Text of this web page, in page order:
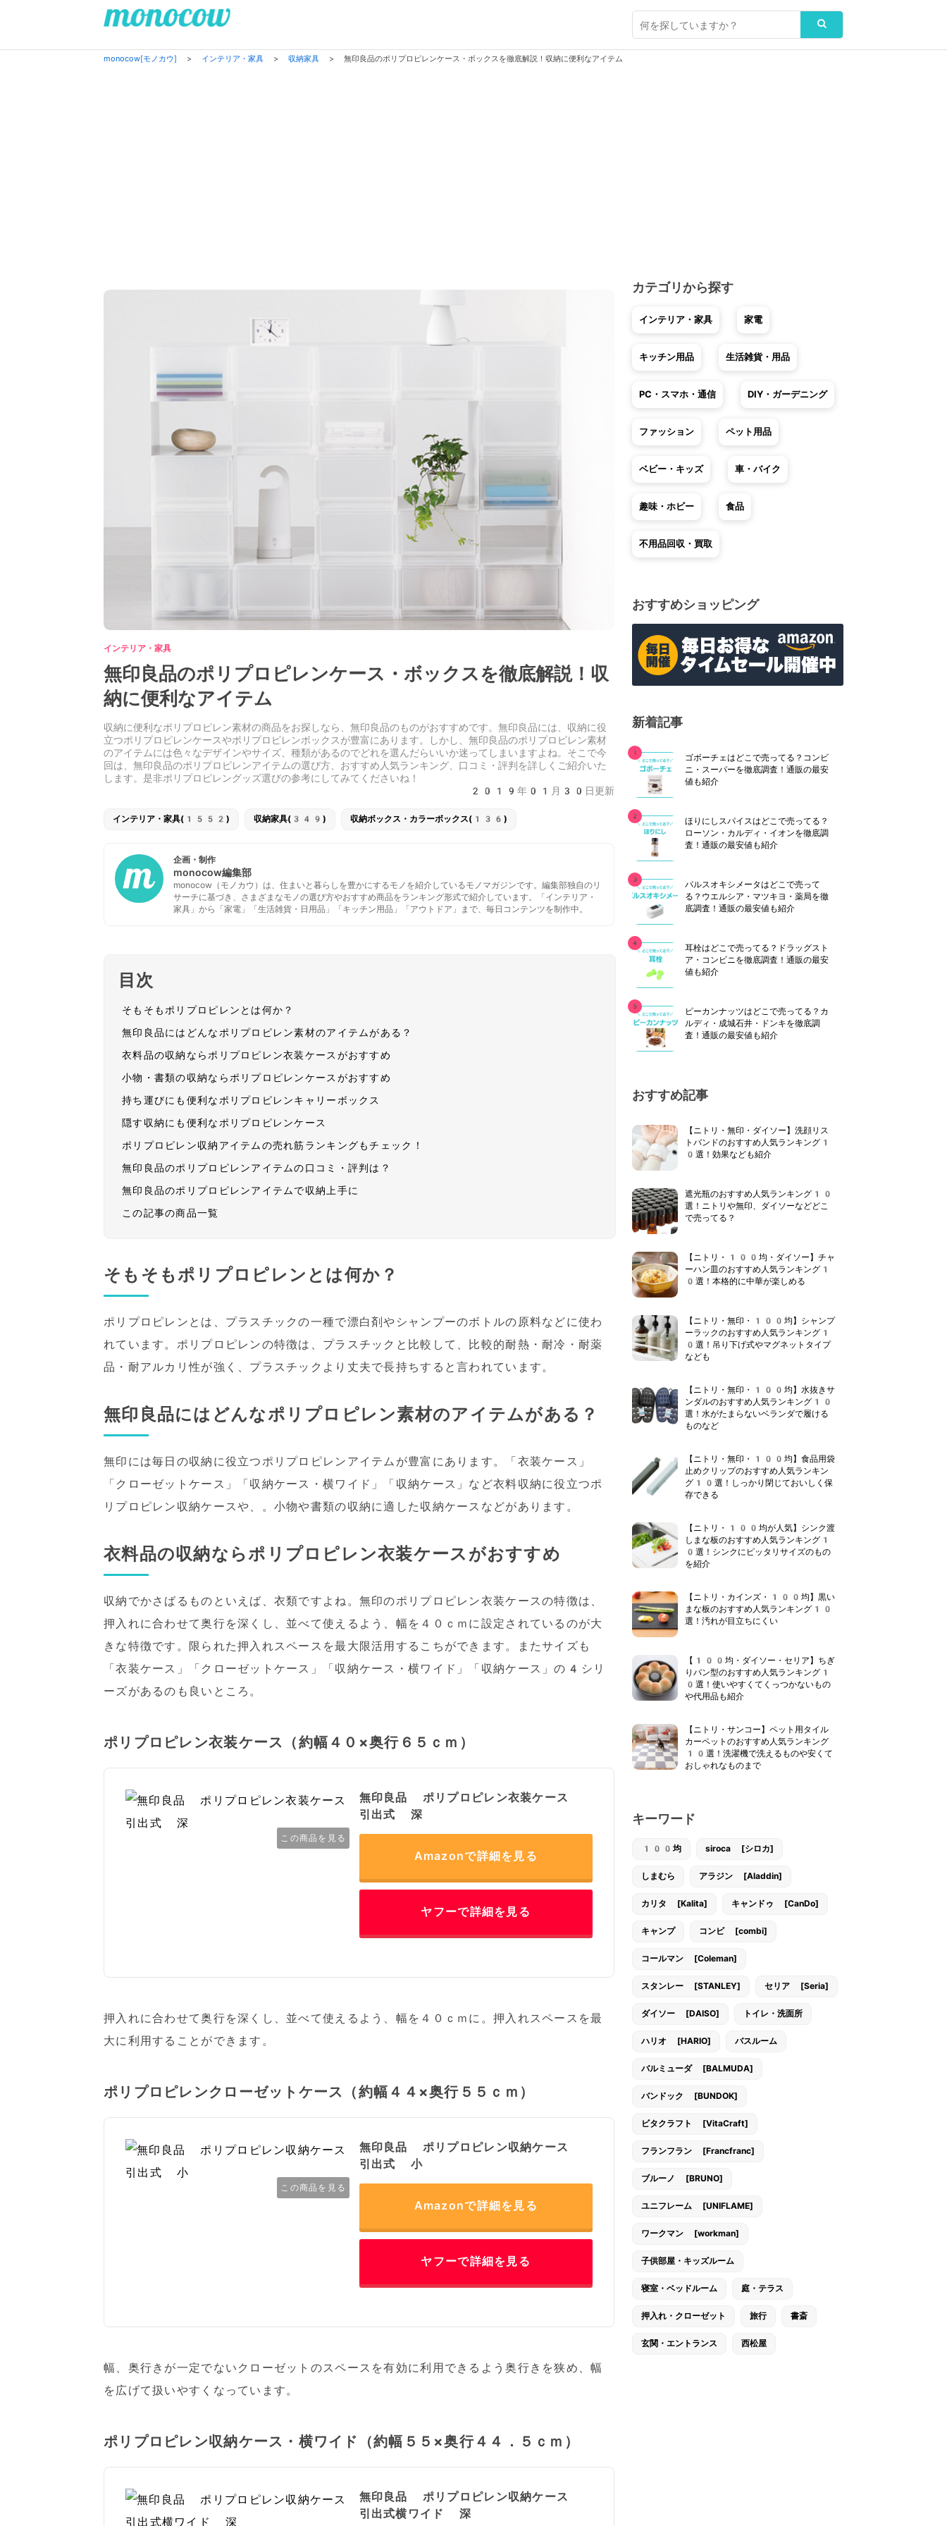
monocow[モノカウ] > インテリア・家具 > 収納家具 > 無印良品のポリプロピレンケース・ボックスを徹底解説！収納に便利なアイテム
インテリア・家具
無印良品のポリプロピレンケース・ボックスを徹底解説！収
納に便利なアイテム
収納に便利なポリプロピレン素材の商品をお探しなら、無印良品のものがおすすめです。無印良品には、収納に役
立つポリプロピレンケースやポリプロピレンボックスが豊富にあります。しかし、無印良品のポリプロピレン素材
のアイテムには色々なデザインやサイズ、種類があるのでどれを選んだらいいか迷ってしまいますよね。そこで今
回は、無印良品のポリプロピレンアイテムの選び方、おすすめ人気ランキング、口コミ・評判を詳しくご紹介いた
します。是非ポリプロピレングッズ選びの参考にしてみてくださいね！
2019年01月30日更新
インテリア・家具(1552) 収納家具(349) 収納ボックス・カラーボックス(136)
企画・制作
monocow編集部
monocow（モノカウ）は、住まいと暮らしを豊かにするモノを紹介しているモノマガジンです。編集部独自のリ
サーチに基づき、さまざまなモノの選び方やおすすめ商品をランキング形式で紹介しています。「インテリア・
家具」から「家電」「生活雑貨・日用品」「キッチン用品」「アウトドア」まで、毎日コンテンツを制作中。
目次
そもそもポリプロピレンとは何か？
無印良品にはどんなポリプロピレン素材のアイテムがある？
衣料品の収納ならポリプロピレン衣装ケースがおすすめ
小物・書類の収納ならポリプロピレンケースがおすすめ
持ち運びにも便利なポリプロピレンキャリーボックス
隠す収納にも便利なポリプロピレンケース
ポリプロピレン収納アイテムの売れ筋ランキングもチェック！
無印良品のポリプロピレンアイテムの口コミ・評判は？
無印良品のポリプロピレンアイテムで収納上手に
この記事の商品一覧
そもそもポリプロピレンとは何か？
ポリプロピレンとは、プラスチックの一種で漂白剤やシャンプーのボトルの原料などに使わ
れています。ポリプロピレンの特徴は、プラスチックと比較して、比較的耐熱・耐冷・耐薬
品・耐アルカリ性が強く、プラスチックより丈夫で長持ちすると言われています。
無印良品にはどんなポリプロピレン素材のアイテムがある？
無印には毎日の収納に役立つポリプロピレンアイテムが豊富にあります。「衣装ケース」
「クローゼットケース」「収納ケース・横ワイド」「収納ケース」など衣料収納に役立つポ
リプロピレン収納ケースや、。小物や書類の収納に適した収納ケースなどがあります。
衣料品の収納ならポリプロピレン衣装ケースがおすすめ
収納でかさばるものといえば、衣類ですよね。無印のポリプロピレン衣装ケースの特徴は、
押入れに合わせて奥行を深くし、並べて使えるよう、幅を４０ｃｍに設定されているのが大
きな特徴です。限られた押入れスペースを最大限活用するこちができます。またサイズも
「衣装ケース」「クローゼットケース」「収納ケース・横ワイド」「収納ケース」の4シリ
ーズがあるのも良いところ。
ポリプロピレン衣装ケース（約幅４０×奥行６５ｃｍ）
この商品を見る
無印良品 ポリプロピレン衣装ケース
引出式 深
Amazonで詳細を見る
ヤフーで詳細を見る
押入れに合わせて奥行を深くし、並べて使えるよう、幅を４０ｃｍに。押入れスペースを最
大に利用することができます。
ポリプロピレンクローゼットケース（約幅４４×奥行５５ｃｍ）
この商品を見る
無印良品 ポリプロピレン収納ケース
引出式 小
Amazonで詳細を見る
ヤフーで詳細を見る
幅、奥行きが一定でないクローゼットのスペースを有効に利用できるよう奥行きを狭め、幅
を広げて扱いやすくなっています。
ポリプロピレン収納ケース・横ワイド（約幅５５×奥行４４．５ｃｍ）
無印良品 ポリプロピレン収納ケース
引出式横ワイド 深
カテゴリから探す
インテリア・家具 家電
キッチン用品 生活雑貨・用品
PC・スマホ・通信 DIY・ガーデニング
ファッション ペット用品
ベビー・キッズ 車・バイク
趣味・ホビー 食品
不用品回収・買取
おすすめショッピング
新着記事
ゴボーチェはどこで売ってる？コンビ
ニ・スーパーを徹底調査！通販の最安
値も紹介
ほりにしスパイスはどこで売ってる？
ローソン・カルディ・イオンを徹底調
査！通販の最安値も紹介
パルスオキシメータはどこで売って
る？ウエルシア・マツキヨ・薬局を徹
底調査！通販の最安値も紹介
耳栓はどこで売ってる？ドラッグスト
ア・コンビニを徹底調査！通販の最安
値も紹介
ピーカンナッツはどこで売ってる？カ
ルディ・成城石井・ドンキを徹底調
査！通販の最安値も紹介
おすすめ記事
【ニトリ・無印・ダイソー】洗顔リス
トバンドのおすすめ人気ランキング1
0選！効果なども紹介
遮光瓶のおすすめ人気ランキング10
選！ニトリや無印、ダイソーなどどこ
で売ってる？
【ニトリ・100均・ダイソー】チャ
ーハン皿のおすすめ人気ランキング1
0選！本格的に中華が楽しめる
【ニトリ・無印・100均】シャンプ
ーラックのおすすめ人気ランキング1
0選！吊り下げ式やマグネットタイプ
なども
【ニトリ・無印・100均】水抜きサ
ンダルのおすすめ人気ランキング10
選！水がたまらないベランダで履ける
ものなど
【ニトリ・無印・100均】食品用袋
止めクリップのおすすめ人気ランキン
グ10選！しっかり閉じておいしく保
存できる
【ニトリ・100均が人気】シンク渡
しまな板のおすすめ人気ランキング1
0選！シンクにピッタリサイズのもの
を紹介
【ニトリ・カインズ・100均】黒い
まな板のおすすめ人気ランキング10
選！汚れが目立ちにくい
【100均・ダイソー・セリア】ちぎ
りパン型のおすすめ人気ランキング1
0選！使いやすくてくっつかないもの
や代用品も紹介
【ニトリ・サンコー】ペット用タイル
カーペットのおすすめ人気ランキング
10選！洗濯機で洗えるものや安くて
おしゃれなものまで
キーワード
100均 siroca [シロカ]
しまむら アラジン [Aladdin]
カリタ [Kalita] キャンドゥ [CanDo]
キャンプ コンビ [combi]
コールマン [Coleman]
スタンレー [STANLEY] セリア [Seria]
ダイソー [DAISO] トイレ・洗面所
ハリオ [HARIO] バスルーム
バルミューダ [BALMUDA]
バンドック [BUNDOK]
ビタクラフト [VitaCraft]
フランフラン [Francfranc]
ブルーノ [BRUNO]
ユニフレーム [UNIFLAME]
ワークマン [workman]
子供部屋・キッズルーム
寝室・ベッドルーム 庭・テラス
押入れ・クローゼット 旅行 書斎
玄関・エントランス 西松屋